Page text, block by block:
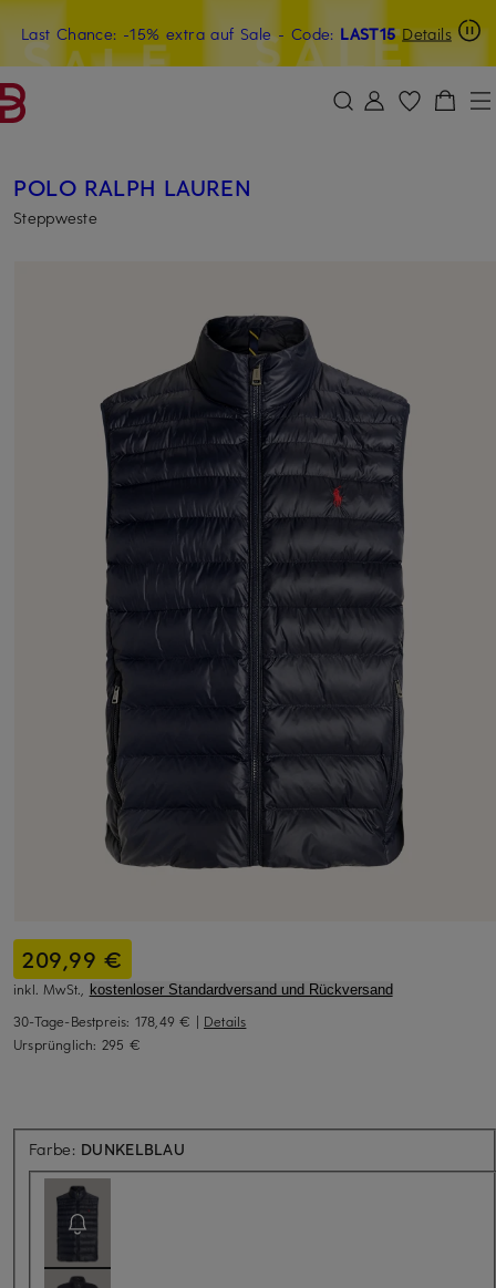
ZUM HAUPTINHALT ÜBERSPRINGEN ZUM SUCHFELD ÜBERSPRINGEN
Last Chance: -15% extra auf Sale- Code: LAST15 Details
15€-Willkommensgutschein mit Beyond sichern
POLO RALPH LAUREN
Steppweste
209,99 €
inkl. MwSt., kostenloser Standardversand und Rückversand
30-Tage-Bestpreis: 178,49 € | Details
Ursprünglich: 295 €
Farbe: DUNKELBLAU